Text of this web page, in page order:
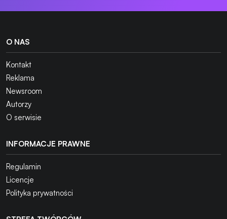
O NAS
Kontakt
Reklama
Newsroom
Autorzy
O serwisie
INFORMACJE PRAWNE
Regulamin
Licencje
Polityka prywatności